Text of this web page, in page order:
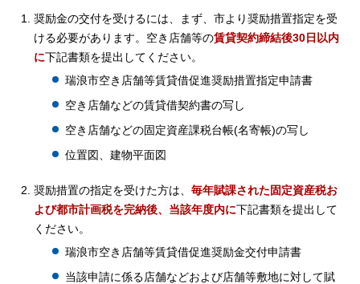
奨励金の交付を受けるには、まず、市より奨励措置指定を受
ける必要があります。空き店舗等の賃貸契約締結後30日以内
に下記書類を提出してください。
瑞浪市空き店舗等賃貸借促進奨励措置指定申請書
空き店舗などの賃貸借契約書の写し
空き店舗などの固定資産課税台帳(名寄帳)の写し
位置図、建物平面図
奨励措置の指定を受けた方は、 毎年賦課された固定資産税お
よび都市計画税を完納後、当該年度内に下記書類を提出して
ください。
瑞浪市空き店舗等賃貸借促進奨励金交付申請書
当該申請に係る店舗などおよび店舗等敷地に対して賦